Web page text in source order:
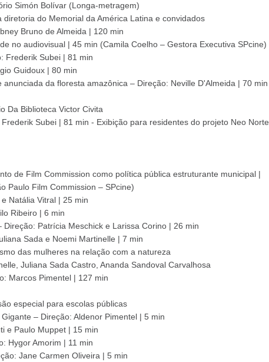
Simón Bolívar (Longa-metragem)
do Memorial da América Latina e convidados
Bruno de Almeida | 120 min
no audiovisual | 45 min (Camila Coelho – Gestora Executiva SPcine)
Frederik Subei | 81 min
Guidoux | 80 min
anunciada da floresta amazônica – Direção: Neville D'Almeida | 70 min
Da Biblioteca Victor Civita
Subei | 81 min - Exibição para residentes do projeto Neo Norte
de Film Commission como política pública estruturante municipal |
Paulo Film Commission – SPcine)
Natália Vitral | 25 min
Ribeiro | 6 min
Patrícia Meschick e Larissa Corino | 26 min
Sada e Noemi Martinelle | 7 min
das mulheres na relação com a natureza
Juliana Sada Castro, Ananda Sandoval Carvalhosa
Marcos Pimentel | 127 min
especial para escolas públicas
– Direção: Aldenor Pimentel | 5 min
e Paulo Muppet | 15 min
Hygor Amorim | 11 min
Jane Carmen Oliveira | 5 min